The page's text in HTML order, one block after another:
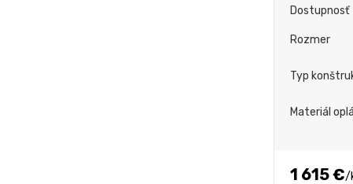
Dostupnosť
Rozmer
Typ
Materiál
1 615 €/